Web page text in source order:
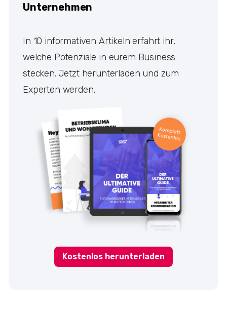
Unternehmen
In 10 informativen Artikeln erfahrt ihr,
welche Potenziale in eurem Business
stecken. Jetzt herunterladen und zum
Experten werden.
Kostenlos herunterladen